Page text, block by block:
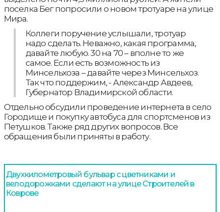
поселка Бег попросили о новом тротуаре на улице
Мира.
Коллеги поручение услышали, тротуар
надо сделать. Неважно, какая программа,
давайте любую. 30 на 70 – вполне то же
самое. Если есть возможность из
Минсельхоза – давайте через Минсельхоз.
Так что поддержим, - Александр Авдеев,
Губернатор Владимирской области.
Отдельно обсудили проведение интернета в село
Городище и покупку автобуса для спортсменов из
Петушков. Также ряд других вопросов. Все
обращения были приняты в работу.
Двухкилометровый бульвар с цветниками и
велодорожками сделают на улице Строителей в
Коврове